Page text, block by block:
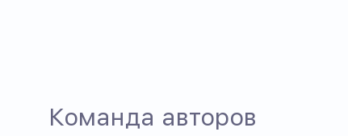
Команда авторов